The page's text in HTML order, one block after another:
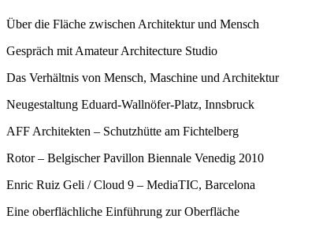
Über die Fläche zwischen Architektur und Mensch
Gespräch mit Amateur Architecture Studio
Das Verhältnis von Mensch, Maschine und Architektur
Neugestaltung Eduard-Wallnöfer-Platz, Innsbruck
AFF Architekten – Schutzhütte am Fichtelberg
Rotor – Belgischer Pavillon Biennale Venedig 2010
Enric Ruiz Geli / Cloud 9 – MediaTIC, Barcelona
Eine oberflächliche Einführung zur Oberfläche